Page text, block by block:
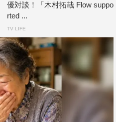
香
優対談！「木村拓哉 Flow suppo
rted ...
TV LIFE